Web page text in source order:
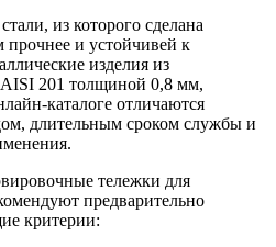
из которого сделана
прочнее и устойчивей к
изделия из
201 толщиной 0,8 мм,
каталоге отличаются
длительным сроком службы и
тележки для
предварительно
критерии: